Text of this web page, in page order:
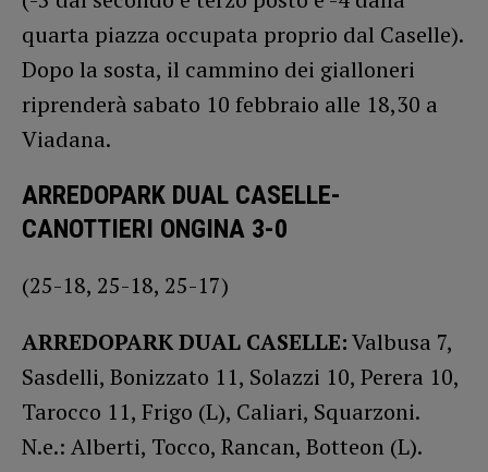
quarta piazza occupata proprio dal Caselle).
Dopo la sosta, il cammino dei gialloneri
riprenderà sabato 10 febbraio alle 18,30 a
Viadana.
ARREDOPARK DUAL CASELLE-
CANOTTIERI ONGINA 3-0
(25-18, 25-18, 25-17)
ARREDOPARK DUAL CASELLE:Valbusa 7,
Sasdelli, Bonizzato 11, Solazzi 10, Perera 10,
Tarocco 11, Frigo (L), Caliari, Squarzoni.
N.e.: Alberti, Tocco, Rancan, Botteon (L).